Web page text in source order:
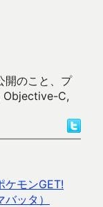
開のこと、プ
Objective-C,
ケモンGET!
バッタ）